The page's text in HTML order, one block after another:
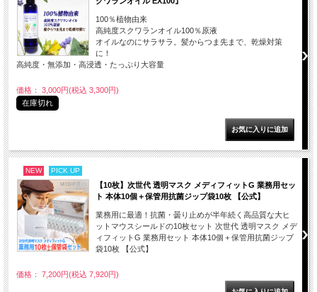
100％植物由来
高純度スクワランオイル100％原液
オイルなのにサラサラ。髪からつま先まで、乾燥対策
に！
高純度・無添加・高浸透・たっぷり大容量
価格： 3,000円(税込 3,300円)
在庫切れ
NEW PICK UP
【10枚】次世代 透明マスク メディフィットG 業務用セッ
ト 本体10個＋保管用抗菌ジップ袋10枚 【公式】
業務用に最適！抗菌・曇り止めが半年続く高品質な大ヒ
ットマウスシールドの10枚セット 次世代 透明マスク メデ
ィフィットG 業務用セット 本体10個＋保管用抗菌ジップ
袋10枚 【公式】
価格： 7,200円(税込 7,920円)